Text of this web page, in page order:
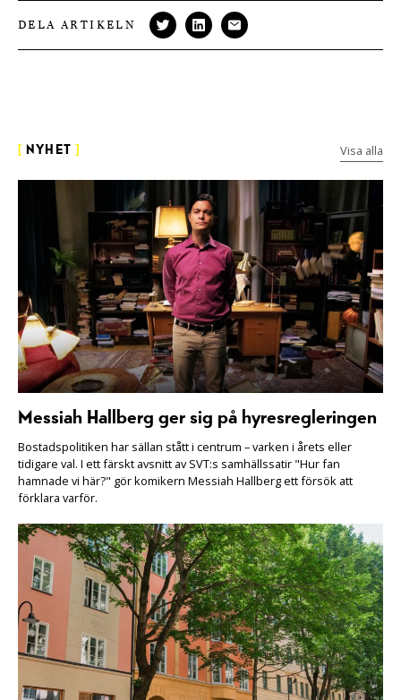
DELA ARTIKELN
NYHET Visa alla
Messiah Hallberg ger sig på hyresregleringen
Bostadspolitiken har sällan stått i centrum – varken i årets eller
tidigare val. I ett färskt avsnitt av SVT:s samhällssatir "Hur fan
hamnade vi här?" gör komikern Messiah Hallberg ett försök att
förklara varför.